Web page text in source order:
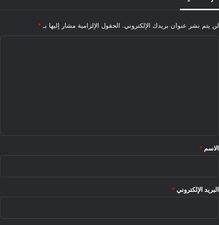
لن يتم نشر عنوان بريدك الإلكتروني. الحقول الإلزامية مشار إليها بـ *
*
الاسم *
البريد الإلكتروني *